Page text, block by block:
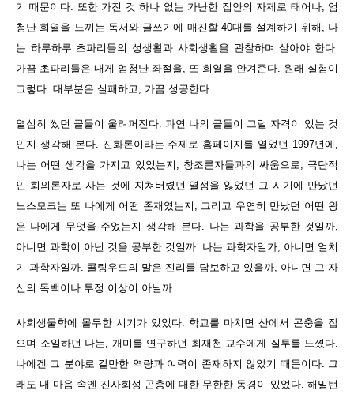
기 때문이다. 또한 가진 것 하나 없는 가난한 집안의 자제로 태어나, 엄
청난 희열을 느끼는 독서와 글쓰기에 매진할 40대를 설계하기 위해, 나
는 하루하루 초파리들의 성생활과 사회생활을 관찰하며 살아야 한다.
가끔 초파리들은 내게 엄청난 좌절을, 또 희열을 안겨준다. 원래 실험이
그렇다. 대부분은 실패하고, 가끔 성공한다.
열심히 썼던 글들이 울려퍼진다. 과연 나의 글들이 그럴 자격이 있는 것
인지 생각해 본다. 진화론이라는 주제로 홈페이지를 열었던 1997년에,
나는 어떤 생각을 가지고 있었는지, 창조론자들과의 싸움으로, 극단적
인 회의론자로 사는 것에 지쳐버렸던 열정을 잃었던 그 시기에 만났던
노스모크는 또 나에게 어떤 존재였는지, 그리고 우연히 만났던 어떤 왕
은 나에게 무엇을 주었는지 생각해 본다. 나는 과학을 공부한 것일까,
아니면 과학이 아닌 것을 공부한 것일까. 나는 과학자일가, 아니면 얼치
기 과학자일까. 콜링우드의 말은 진리를 담보하고 있을까, 아니면 그 자
신의 독백이나 투정 이상이 아닐까.
사회생물학에 몰두한 시기가 있었다. 학교를 마치면 산에서 곤충을 잡
으며 소일하던 나는, 개미를 연구하던 최재천 교수에게 질투를 느꼈다.
나에겐 그 분야로 갈만한 역량과 여력이 존재하지 않았기 때문이다. 그
래도 내 마음 속엔 진사회성 곤충에 대한 무한한 동경이 있었다. 해밀턴